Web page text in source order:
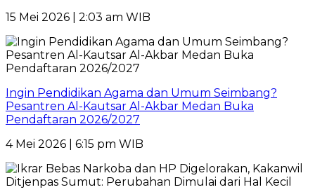
15 Mei 2026 | 2:03 am WIB
Ingin Pendidikan Agama dan Umum Seimbang?
Pesantren Al-Kautsar Al-Akbar Medan Buka
Pendaftaran 2026/2027
4 Mei 2026 | 6:15 pm WIB